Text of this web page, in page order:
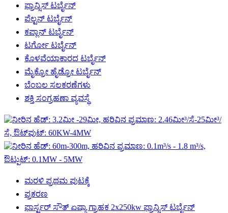
ಫ್ರಾನ್ಸಿಸ್ ಟರ್ಬೈನ್
ಪೆಲ್ಟನ್ ಟರ್ಬೈನ್
ಕಪ್ಲಾನ್ ಟರ್ಬೈನ್
ಟರ್ಗೋ ಟರ್ಬೈನ್
ಕೊಳವೆಯಾಕಾರದ ಟರ್ಬೈನ್
ಮೈಕ್ರೋ ಹೈಡ್ರೋ ಟರ್ಬೈನ್
ಬೆಂಬಲ ಸಲಕರಣೆಗಳು
ಶಕ್ತಿ ಸಂಗ್ರಹಣಾ ವ್ಯವಸ್ಥೆ
ಮರಳಿ ಪ್ರಥಮ ಪುಟಕ್ಕೆ
ಪ್ರಕರಣ
ಫಾರ್ಸ್ಟರ್ ಸೌತ್ ಏಷ್ಯಾ ಗ್ರಾಹಕ 2x250kw ಫ್ರಾನ್ಸಿಸ್ ಟರ್ಬೈನ್